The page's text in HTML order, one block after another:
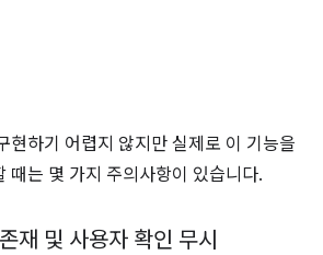
현하기 어렵지 않지만 실제로 이 기능을
때는 몇 가지 주의사항이 있습니다.
재 및 사용자 확인 무시